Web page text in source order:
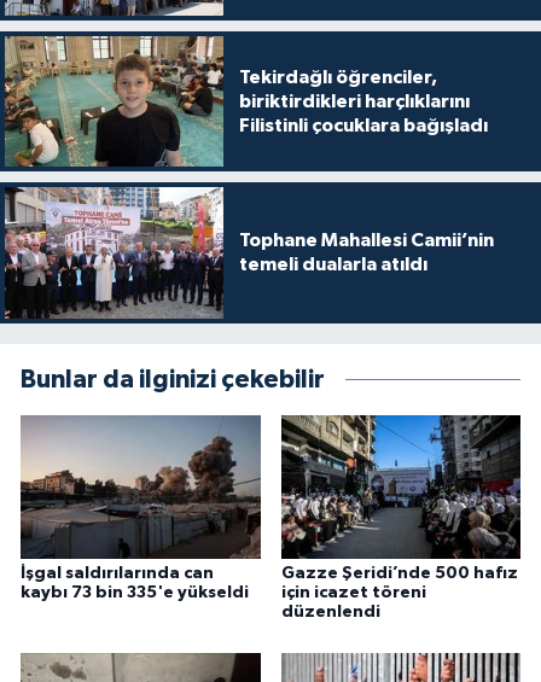
Tekirdağlı öğrenciler,
biriktirdikleri harçlıklarını
Filistinli çocuklara bağışladı
Tophane Mahallesi Camii’nin
temeli dualarla atıldı
Bunlar da ilginizi çekebilir
İşgal saldırılarında can
kaybı 73 bin 335'e yükseldi
Gazze Şeridi’nde 500 hafız
için icazet töreni
düzenlendi